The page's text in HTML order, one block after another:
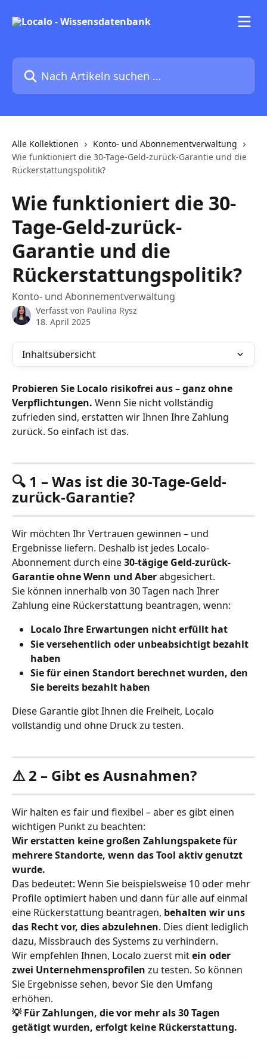
Nach Artikeln suchen …
Alle Kollektionen
Konto- und Abonnementverwaltung
Wie funktioniert die 30-Tage-Geld-zurück-Garantie und die
Rückerstattungspolitik?
Wie funktioniert die 30-
Tage-Geld-zurück-
Garantie und die
Rückerstattungspolitik?
Konto- und Abonnementverwaltung
Verfasst von Paulina Rysz
18. April 2025
Inhaltsübersicht
Probieren Sie Localo risikofrei aus – ganz ohne
Verpflichtungen. Wenn Sie nicht vollständig
zufrieden sind, erstatten wir Ihnen Ihre Zahlung
zurück. So einfach ist das.
🔍 1 – Was ist die 30-Tage-Geld-
zurück-Garantie?
Wir möchten Ihr Vertrauen gewinnen – und
Ergebnisse liefern. Deshalb ist jedes Localo-
Abonnement durch eine 30-tägige Geld-zurück-
Garantie ohne Wenn und Aber abgesichert.
Sie können innerhalb von 30 Tagen nach Ihrer
Zahlung eine Rückerstattung beantragen, wenn:
Localo Ihre Erwartungen nicht erfüllt hat
Sie versehentlich oder unbeabsichtigt bezahlt
haben
Sie für einen Standort berechnet wurden, den
Sie bereits bezahlt haben
Diese Garantie gibt Ihnen die Freiheit, Localo
vollständig und ohne Druck zu testen.
⚠️ 2 – Gibt es Ausnahmen?
Wir halten es fair und flexibel – aber es gibt einen
wichtigen Punkt zu beachten:
Wir erstatten keine großen Zahlungspakete für
mehrere Standorte, wenn das Tool aktiv genutzt
wurde.
Das bedeutet: Wenn Sie beispielsweise 10 oder mehr
Profile optimiert haben und dann für alle auf einmal
eine Rückerstattung beantragen, behalten wir uns
das Recht vor, dies abzulehnen. Dies dient lediglich
dazu, Missbrauch des Systems zu verhindern.
Wir empfehlen Ihnen, Localo zuerst mit ein oder
zwei Unternehmensprofilen zu testen. So können
Sie Ergebnisse sehen, bevor Sie den Umfang
erhöhen.
💡 Für Zahlungen, die vor mehr als 30 Tagen
getätigt wurden, erfolgt keine Rückerstattung.